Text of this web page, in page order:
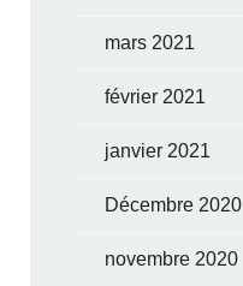
mars 2021
février 2021
janvier 2021
Décembre 2020
novembre 2020